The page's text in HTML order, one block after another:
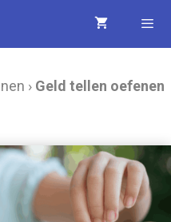
› Geld tellen oefenen